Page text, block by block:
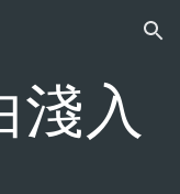
Skip to navigation
淺入